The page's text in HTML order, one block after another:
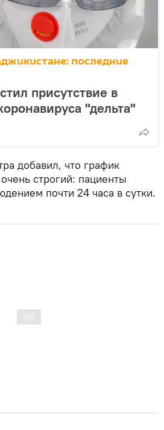
последние
присутствие в
"дельта"
добавил, что график
строгий: пациенты
почти 24 часа в сутки.